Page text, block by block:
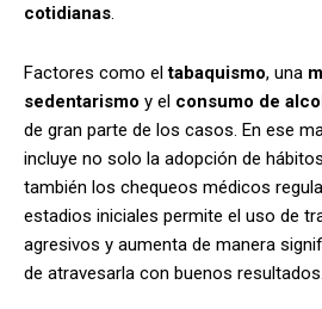
cotidianas.
Factores como eltabaquismo, una
sedentarismo y el consumo de
de gran parte de los casos. En ese
incluye no solo la adopción de
también los chequeos médicos
estadios iniciales permite el uso de
agresivos y aumenta de manera
de atravesarla con buenos resultados.